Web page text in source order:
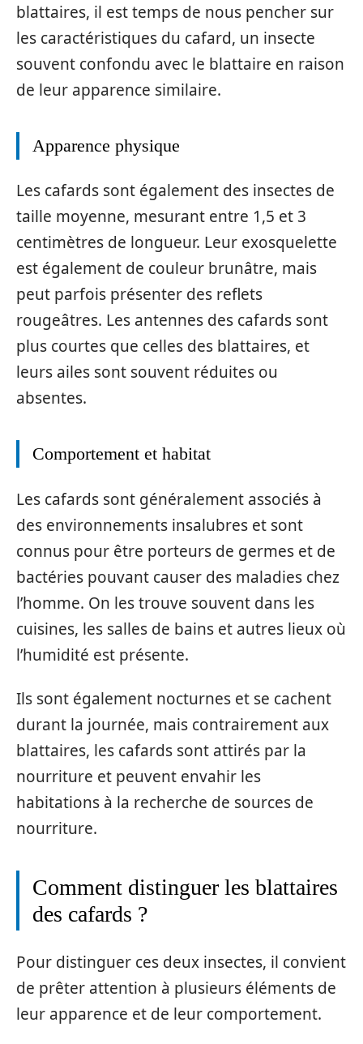
blattaires, il est temps de nous pencher sur
les caractéristiques du cafard, un insecte
souvent confondu avec le blattaire en raison
de leur apparence similaire.
Apparence physique
Les cafards sont également des insectes de
taille moyenne, mesurant entre 1,5 et 3
centimètres de longueur. Leur exosquelette
est également de couleur brunâtre, mais
peut parfois présenter des reflets
rougeâtres. Les antennes des cafards sont
plus courtes que celles des blattaires, et
leurs ailes sont souvent réduites ou
absentes.
Comportement et habitat
Les cafards sont généralement associés à
des environnements insalubres et sont
connus pour être porteurs de germes et de
bactéries pouvant causer des maladies chez
l’homme. On les trouve souvent dans les
cuisines, les salles de bains et autres lieux où
l’humidité est présente.
Ils sont également nocturnes et se cachent
durant la journée, mais contrairement aux
blattaires, les cafards sont attirés par la
nourriture et peuvent envahir les
habitations à la recherche de sources de
nourriture.
Comment distinguer les blattaires
des cafards ?
Pour distinguer ces deux insectes, il convient
de prêter attention à plusieurs éléments de
leur apparence et de leur comportement.